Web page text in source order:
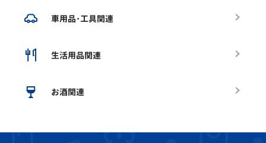
車用品･工具関連
生活用品関連
お酒関連